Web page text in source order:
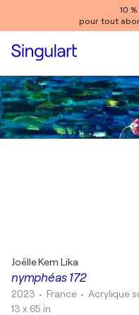
10
pour tout
nymphéas 172
Joëlle Kem Lika
2023 • France •Acrylique
13 x 65 in